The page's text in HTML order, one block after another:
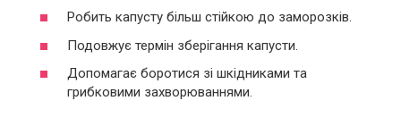
Робить капусту більш стійкою до заморозків.
Подовжує термін зберігання капусти.
Допомагає боротися зі шкідниками та
грибковими захворюваннями.